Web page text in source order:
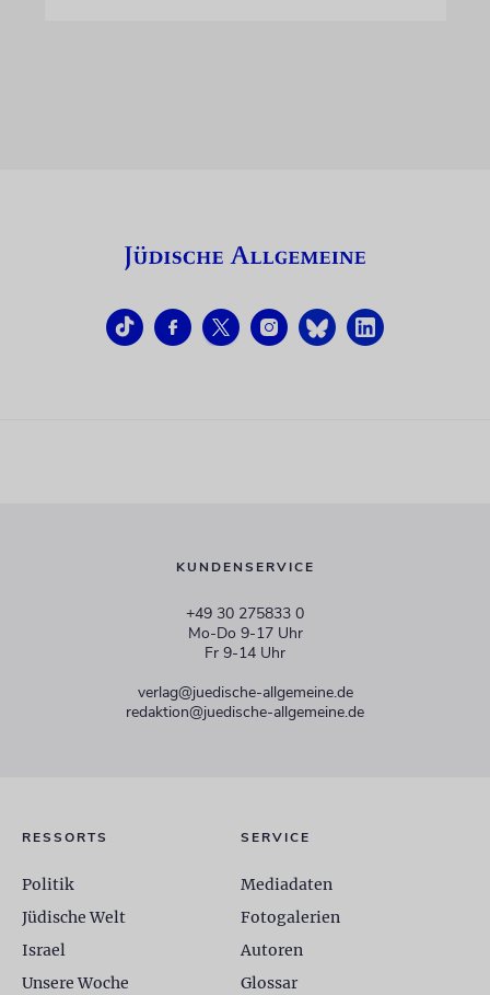
KUNDENSERVICE
+49 30 275833 0
Mo-Do 9-17 Uhr
Fr 9-14 Uhr
verlag@juedische-allgemeine.de
redaktion@juedische-allgemeine.de
RESSORTS
Politik
Jüdische Welt
Israel
Unsere Woche
SERVICE
Mediadaten
Fotogalerien
Autoren
Glossar